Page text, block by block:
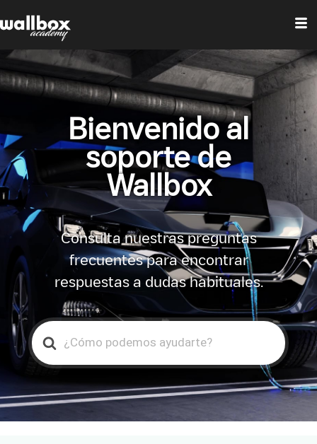
Bienvenido al
soporte de
Wallbox
Consulta nuestras preguntas
frecuentes para encontrar
respuestas a dudas habituales.
Search
For